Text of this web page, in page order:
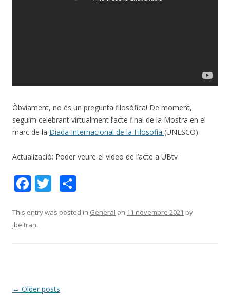
Òbviament, no és un pregunta filosòfica! De moment,
seguim celebrant virtualment l’acte final de la Mostra en el
marc de la Diada Internacional de la Filosofia (UNESCO)
Actualizació: Poder veure el video de l’acte a UBtv
F
e
b
k
T
itt m
This entry was posted in General on 11 novembre 2021 by
jbeltran.
Post
← Older posts